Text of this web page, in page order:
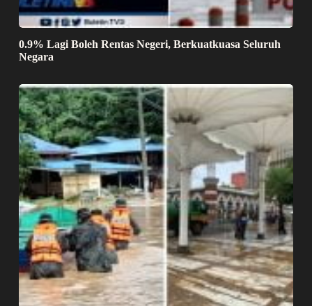
0.9% Lagi Boleh Rentas Negeri, Berkuatkuasa Seluruh
Negara